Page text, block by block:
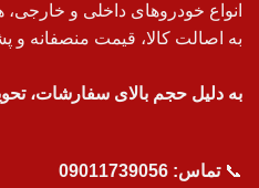
انواع خودروهای داخلی و
به اصالت کالا، قیمت منصفانه و
به دلیل حجم بالای سفارشات،
📞تماس: 09011739056